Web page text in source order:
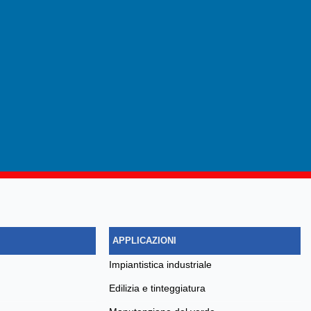
APPLICAZIONI
impiantistica industriale
edilizia e tinteggiatura